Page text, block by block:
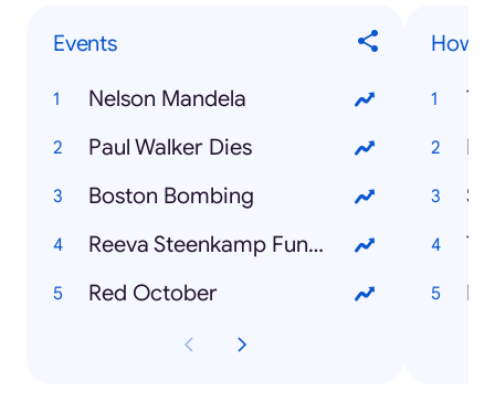
Events
Nelson Mandela
Paul Walker Dies
Boston Bombing
Reeva Steenkamp Funeral
Red October
How